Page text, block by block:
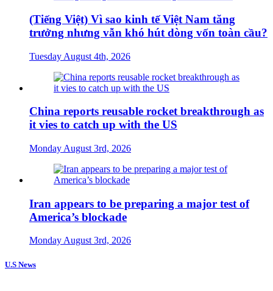
(Tiếng Việt) Vì sao kinh tế Việt Nam tăng
trưởng nhưng vẫn khó hút dòng vốn toàn cầu?
Tuesday August 4th, 2026
China reports reusable rocket breakthrough as
it vies to catch up with the US
Monday August 3rd, 2026
Iran appears to be preparing a major test of
America’s blockade
Monday August 3rd, 2026
U.S News